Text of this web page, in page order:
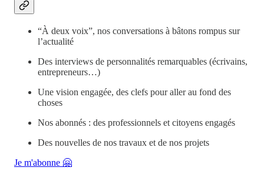
“À deux voix”, nos conversations à bâtons rompus sur
l’actualité
Des interviews de personnalités remarquables (écrivains,
entrepreneurs…)
Une vision engagée, des clefs pour aller au fond des
choses
Nos abonnés : des professionnels et citoyens engagés
Des nouvelles de nos travaux et de nos projets
Je m'abonne 🤗